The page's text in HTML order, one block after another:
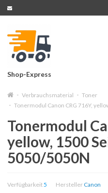
Shop-Express
Verbrauchsmaterial
Toner
Tonermodul Canon CRG 716Y,
Tonermodul
yellow, 1500
5050/5050N
Verfügbarkeit5 Hersteller Canon